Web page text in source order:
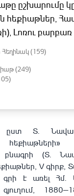
ըշխարումը
հեքիաթներ,
Լոռու
(159)
(249)
ըստ Տ․
հեքիաթների»
(Տ.
V գիրք,
է առել Հմ.